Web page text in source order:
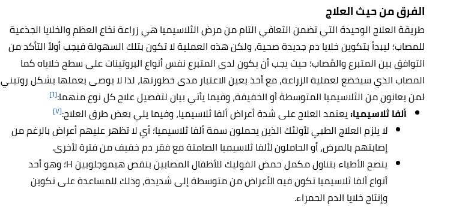
الفرق من حيث العلاج
طريقة العلاج الوحيدة التي تضمن التعافي التام من مرض الثلاسيميا هي زراعة نخاع العظم والخلايا الجذعية
للمصاب؛ ليبدأ بتكوين خلايا دم جديدة صحية، ولكن هذه العملية لا تكون بتلك السهولة فيجب أولاً التأكد من
التوافق بين المتبرع والمُصاب؛ حيث يجب أن يكون لدى المتبرع نفس أنواع البروتينات على سطح خلاياه كما
المصاب الذي سيخضع لعملية الزراعة، مع أخذ بعين الاعتبار مدى خطورتها، لذا لا يوصى بعملها بشكل روتيني
لمن يعانون من الثلاسيميا المتوسطة أو الخفيفة، وفيما يأتي بيان لتفصيل علاج كل نوع منهما:[٦]
ألفا ثلاسيميا:يعتمد العلاج على شدة أعراض ألفا ثلاسيميا، وفيما يلي بعض طرق العلاج:[٧]
لا يلزم العلاج الطبي لأولئك الذين يحملون سمة ألفا ثلاسيميا؛ أي لا تظهر عليهم أعراض بالرغم من
إصابتهم بالمرض، أو الحاملون لألفا ثلاسيميا الصامتة مع فقر دم خفيف من فترة لأخرى.
ينصح الأطباء بتناول مكمل حمض الفوليك للأطفال المصابين بنقص هيموجلوبين H؛ وهو أحد
أنواع ألفا ثلاسيميا تكون فيه الأعراض من متوسطة إلى شديدة، وذلك للمساعدة على تكوين
وإنتاج خلايا الدم الحمراء.